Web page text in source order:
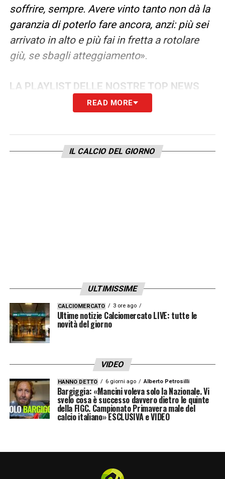
soffrire, sempre. Avere vinto tanto non dà la
garanzia di poterlo fare ancora, anzi: più sei
arrivato in alto e più fai in fretta a rotolare
giù, se sbagli atteggiamento».
LA PLAYLIST DELLE NOSTRE TOP NEWS
READ MORE
IL CALCIO DEL GIORNO
ULTIMISSIME
CALCIOMERCATO 3 ore ago
Ultime notizie Calciomercato LIVE: tutte le
novità del giorno
VIDEO
HANNO DETTO 6 giorni ago Alberto Petrosilli
Bargiggia: «Mancini voleva solo la Nazionale. Vi
svelo cosa è successo davvero dietro le quinte
della FIGC. Campionato Primavera male del
calcio italiano» ESCLUSIVA e VIDEO